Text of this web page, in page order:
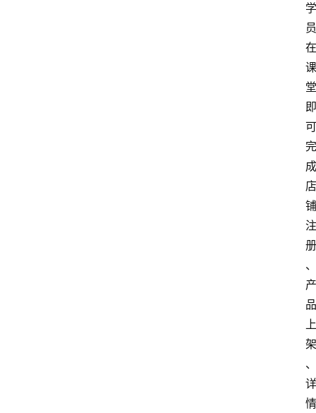
学
员
在
课
堂
即
可
完
成
店
铺
注
册
、
产
品
上
架
、
详
情